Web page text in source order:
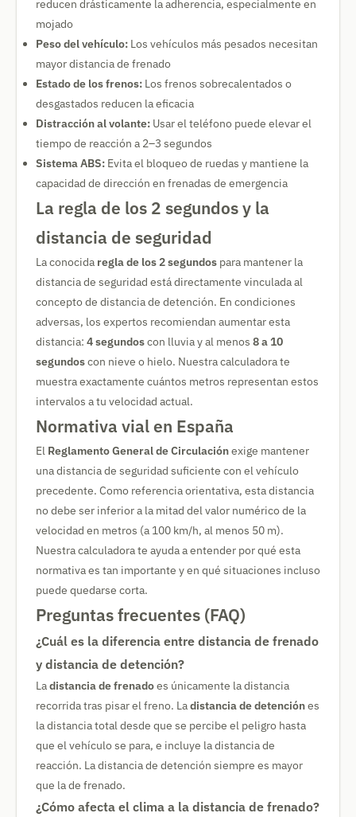
reducen drásticamente la adherencia, especialmente en
mojado
Peso del vehículo: Los vehículos más pesados necesitan
mayor distancia de frenado
Estado de los frenos: Los frenos sobrecalentados o
desgastados reducen la eficacia
Distracción al volante: Usar el teléfono puede elevar el
tiempo de reacción a 2–3 segundos
Sistema ABS: Evita el bloqueo de ruedas y mantiene la
capacidad de dirección en frenadas de emergencia
La regla de los 2 segundos y la
distancia de seguridad
La conocida regla de los 2 segundos para mantener la
distancia de seguridad está directamente vinculada al
concepto de distancia de detención. En condiciones
adversas, los expertos recomiendan aumentar esta
distancia: 4 segundoscon lluvia y al menos 8 a 10
segundoscon nieve o hielo. Nuestra calculadora te
muestra exactamente cuántos metros representan estos
intervalos a tu velocidad actual.
Normativa vial en España
El Reglamento General de Circulaciónexige mantener
una distancia de seguridad suficiente con el vehículo
precedente. Como referencia orientativa, esta distancia
no debe ser inferior a la mitad del valor numérico de la
velocidad en metros (a 100 km/h, al menos 50 m).
Nuestra calculadora te ayuda a entender por qué esta
normativa es tan importante y en qué situaciones incluso
puede quedarse corta.
Preguntas frecuentes (FAQ)
¿Cuál es la diferencia entre distancia de frenado
y distancia de detención?
Ladistancia de frenadoes únicamente la distancia
recorrida tras pisar el freno. Ladistancia de detenciónes
la distancia total desde que se percibe el peligro hasta
que el vehículo se para, e incluye la distancia de
reacción. La distancia de detención siempre es mayor
que la de frenado.
¿Cómo afecta el clima a la distancia de frenado?